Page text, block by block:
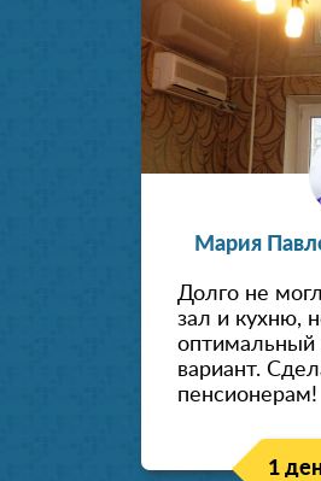
Мария
Долго не
зал и кухню,
оптимальный
вариант.
пенсионерам!
1